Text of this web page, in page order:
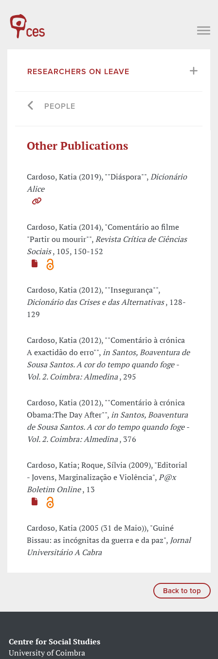
RESEARCHERS ON LEAVE
PEOPLE
Other Publications
Cardoso, Katia (2019), ""Diáspora"",Dicionário
Alice
Cardoso, Katia (2014), "Comentário ao filme
"Partir ou mourir"",Revista Crítica de Ciências
Sociais, 105, 150-152
Cardoso, Katia (2012), ""Insegurança"",
Dicionário das Crises e das Alternativas, 128-
129
Cardoso, Katia (2012), ""Comentário à crónica
A exactidão do erro"",in Santos, Boaventura de
Sousa Santos. A cor do tempo quando foge -
Vol. 2. Coimbra: Almedina, 295
Cardoso, Katia (2012), ""Comentário à crónica
Obama:The Day After"",in Santos, Boaventura
de Sousa Santos. A cor do tempo quando foge -
Vol. 2. Coimbra: Almedina, 376
Cardoso, Katia; Roque, Sílvia (2009), "Editorial
- Jovens, Marginalização e Violência",P@x
Boletim Online, 13
Cardoso, Katia (2005 (31 de Maio)), "Guiné
Bissau: as incógnitas da guerra e da paz", Jornal
Universitário A Cabra
Back to top
Centre for Social Studies
University of Coimbra